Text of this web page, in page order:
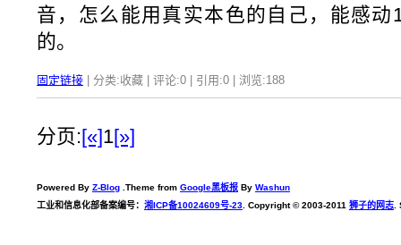
音，怎么能用真实本色的自己，能感动
的。
固定链接 | 分类:收藏 | 评论:0 | 引用:0 | 浏览:188
分页:[«]1[»]
Powered By Z-Blog .Theme from Google黑板报 By Washun
工业和信息化部备案编号： 湘ICP备10024609号-23 . Copyright © 2003-2011 狮子的网志